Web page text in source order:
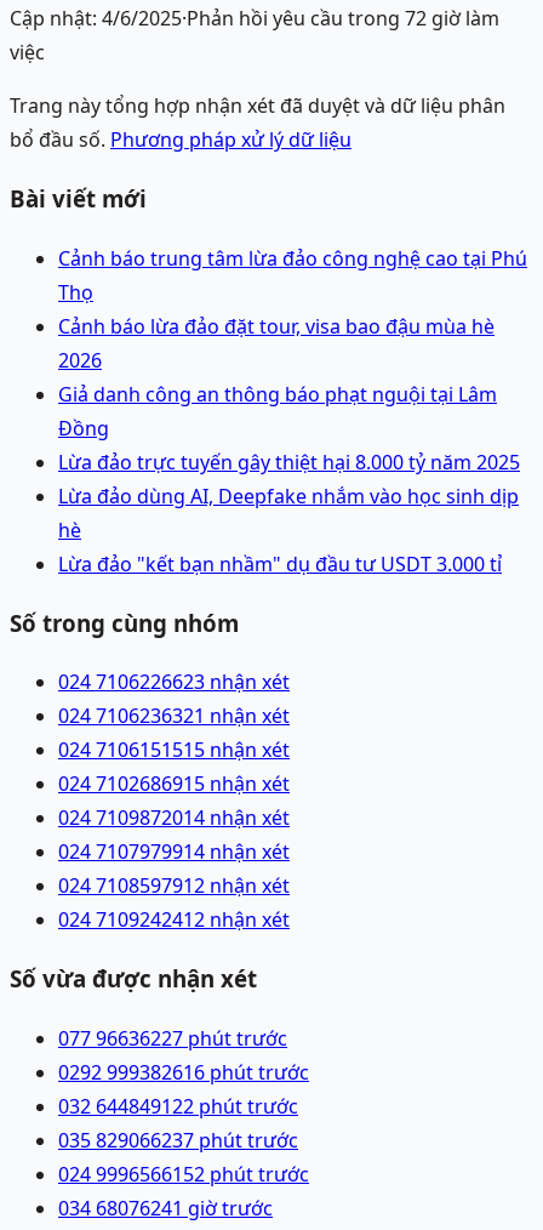
Cập nhật: 4/6/2025·Phản hồi yêu cầu trong 72 giờ làm
việc
Trang này tổng hợp nhận xét đã duyệt và dữ liệu phân
bổ đầu số. Phương pháp xử lý dữ liệu
Bài viết mới
Cảnh báo trung tâm lừa đảo công nghệ cao tại Phú
Thọ
Cảnh báo lừa đảo đặt tour, visa bao đậu mùa hè
2026
Giả danh công an thông báo phạt nguội tại Lâm
Đồng
Lừa đảo trực tuyến gây thiệt hại 8.000 tỷ năm 2025
Lừa đảo dùng AI, Deepfake nhắm vào học sinh dịp
hè
Lừa đảo "kết bạn nhầm" dụ đầu tư USDT 3.000 tỉ
Số trong cùng nhóm
024 7106226623 nhận xét
024 7106236321 nhận xét
024 7106151515 nhận xét
024 7102686915 nhận xét
024 7109872014 nhận xét
024 7107979914 nhận xét
024 7108597912 nhận xét
024 7109242412 nhận xét
Số vừa được nhận xét
077 96636227 phút trước
0292 999382616 phút trước
032 644849122 phút trước
035 829066237 phút trước
024 9996566152 phút trước
034 68076241 giờ trước